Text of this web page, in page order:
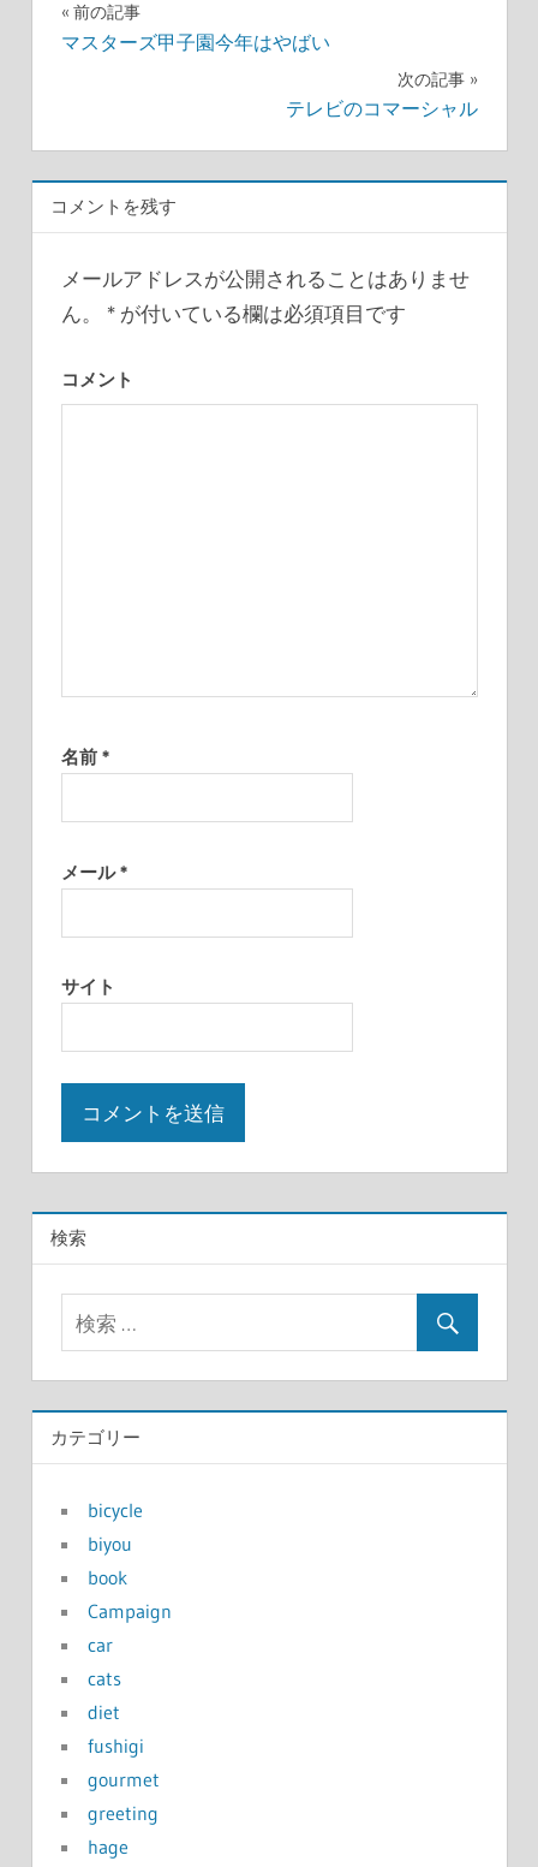
投
ナ
ビ
ゲ
ー
シ
ョ
前の記事
マスターズ甲子園今年はやばい
次の記事
テレビのコマーシャル
コメントを残す
メールアドレスが公開されることはありませ
ん。
*が付いている欄は必須項目です
コメント
名前 *
メール*
サイト
検索
カテゴリー
bicycle
biyou
book
Campaign
car
cats
diet
fushigi
gourmet
greeting
hage